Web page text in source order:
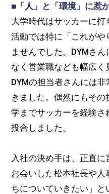
■「人」と「環境」に惹
大学時代はサッカーに
活動では特に「これがや
ませんでした。DYMさ
なく営業職なども幅広く
DYMの担当者さんには
きました。偶然にもそ
学までサッカーを経験
投合しました。
入社の決め手は、正直
お会いした松本社長や
ちについていきたい」